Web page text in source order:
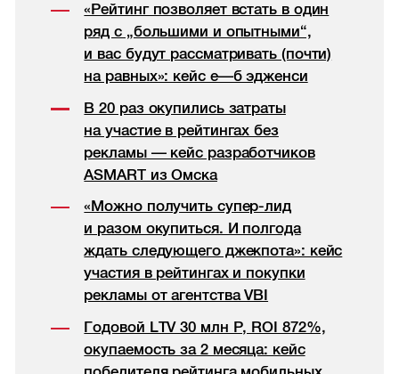
«Рейтинг позволяет встать в один
ряд с „большими и опытными“,
и вас будут рассматривать (почти)
на равных»: кейс е—б эдженси
В 20 раз окупились затраты
на участие в рейтингах без
рекламы — кейс разработчиков
ASMART из Омска
«Можно получить супер-лид
и разом окупиться. И полгода
ждать следующего джекпота»: кейс
участия в рейтингах и покупки
рекламы от агентства VBI
Годовой LTV 30 млн Р, ROI 872%,
окупаемость за 2 месяца: кейс